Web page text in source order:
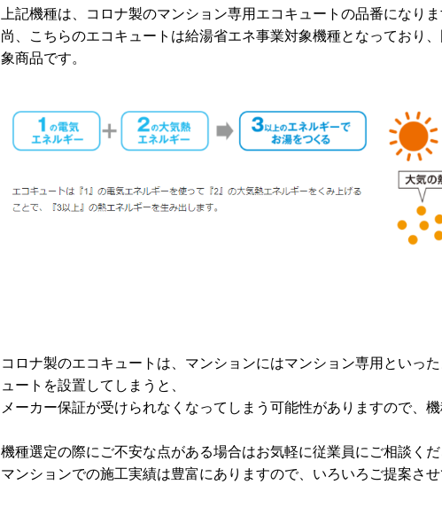
上記機種は、コロナ製のマンション専用エコキュートの品番になりま
尚、こちらのエコキュートは給湯省エネ事業対象機種となっており
象商品です。
コロナ製のエコキュートは、マンションにはマンション専用といっ
ュートを設置してしまうと、
メーカー保証が受けられなくなってしまう可能性がありますので、
機種選定の際にご不安な点がある場合はお気軽に従業員にご相談くだ
マンションでの施工実績は豊富にありますので、いろいろご提案さ